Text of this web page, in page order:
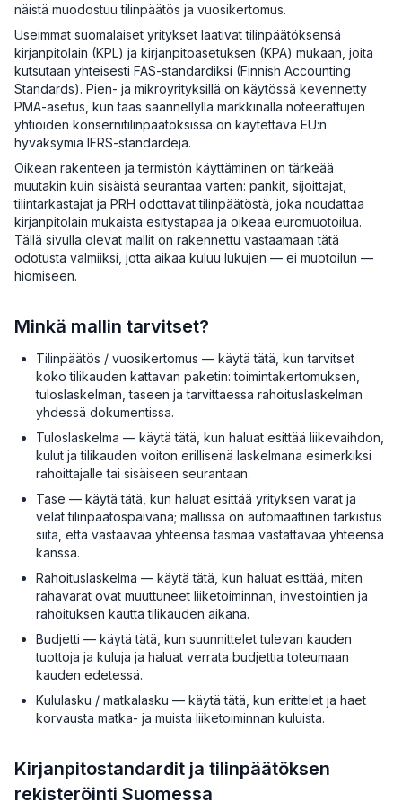
näistä muodostuu tilinpäätös ja vuosikertomus.
Useimmat suomalaiset yritykset laativat tilinpäätöksensä
kirjanpitolain (KPL) ja kirjanpitoasetuksen (KPA) mukaan, joita
kutsutaan yhteisesti FAS-standardiksi (Finnish Accounting
Standards). Pien- ja mikroyrityksillä on käytössä kevennetty
PMA-asetus, kun taas säännellyllä markkinalla noteerattujen
yhtiöiden konsernitilinpäätöksissä on käytettävä EU:n
hyväksymiä IFRS-standardeja.
Oikean rakenteen ja termistön käyttäminen on tärkeää
muutakin kuin sisäistä seurantaa varten: pankit, sijoittajat,
tilintarkastajat ja PRH odottavat tilinpäätöstä, joka noudattaa
kirjanpitolain mukaista esitystapaa ja oikeaa euromuotoilua.
Tällä sivulla olevat mallit on rakennettu vastaamaan tätä
odotusta valmiiksi, jotta aikaa kuluu lukujen — ei muotoilun —
hiomiseen.
Minkä mallin tarvitset?
Tilinpäätös / vuosikertomus — käytä tätä, kun tarvitset
koko tilikauden kattavan paketin: toimintakertomuksen,
tuloslaskelman, taseen ja tarvittaessa rahoituslaskelman
yhdessä dokumentissa.
Tuloslaskelma — käytä tätä, kun haluat esittää liikevaihdon,
kulut ja tilikauden voiton erillisenä laskelmana esimerkiksi
rahoittajalle tai sisäiseen seurantaan.
Tase — käytä tätä, kun haluat esittää yrityksen varat ja
velat tilinpäätöspäivänä; mallissa on automaattinen tarkistus
siitä, että vastaavaa yhteensä täsmää vastattavaa yhteensä
kanssa.
Rahoituslaskelma — käytä tätä, kun haluat esittää, miten
rahavarat ovat muuttuneet liiketoiminnan, investointien ja
rahoituksen kautta tilikauden aikana.
Budjetti — käytä tätä, kun suunnittelet tulevan kauden
tuottoja ja kuluja ja haluat verrata budjettia toteumaan
kauden edetessä.
Kululasku / matkalasku — käytä tätä, kun erittelet ja haet
korvausta matka- ja muista liiketoiminnan kuluista.
Kirjanpitostandardit ja tilinpäätöksen
rekisteröinti Suomessa